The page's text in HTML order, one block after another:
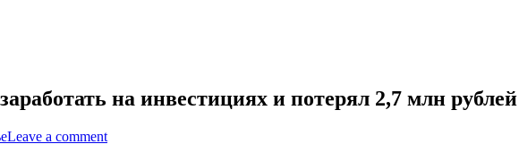
на инвестициях и потерял 2,7 млн рублей
Leave a comment